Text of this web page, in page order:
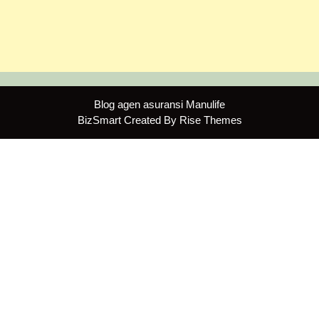
Blog agen asuransi Manulife
BizSmart Created By Rise Themes